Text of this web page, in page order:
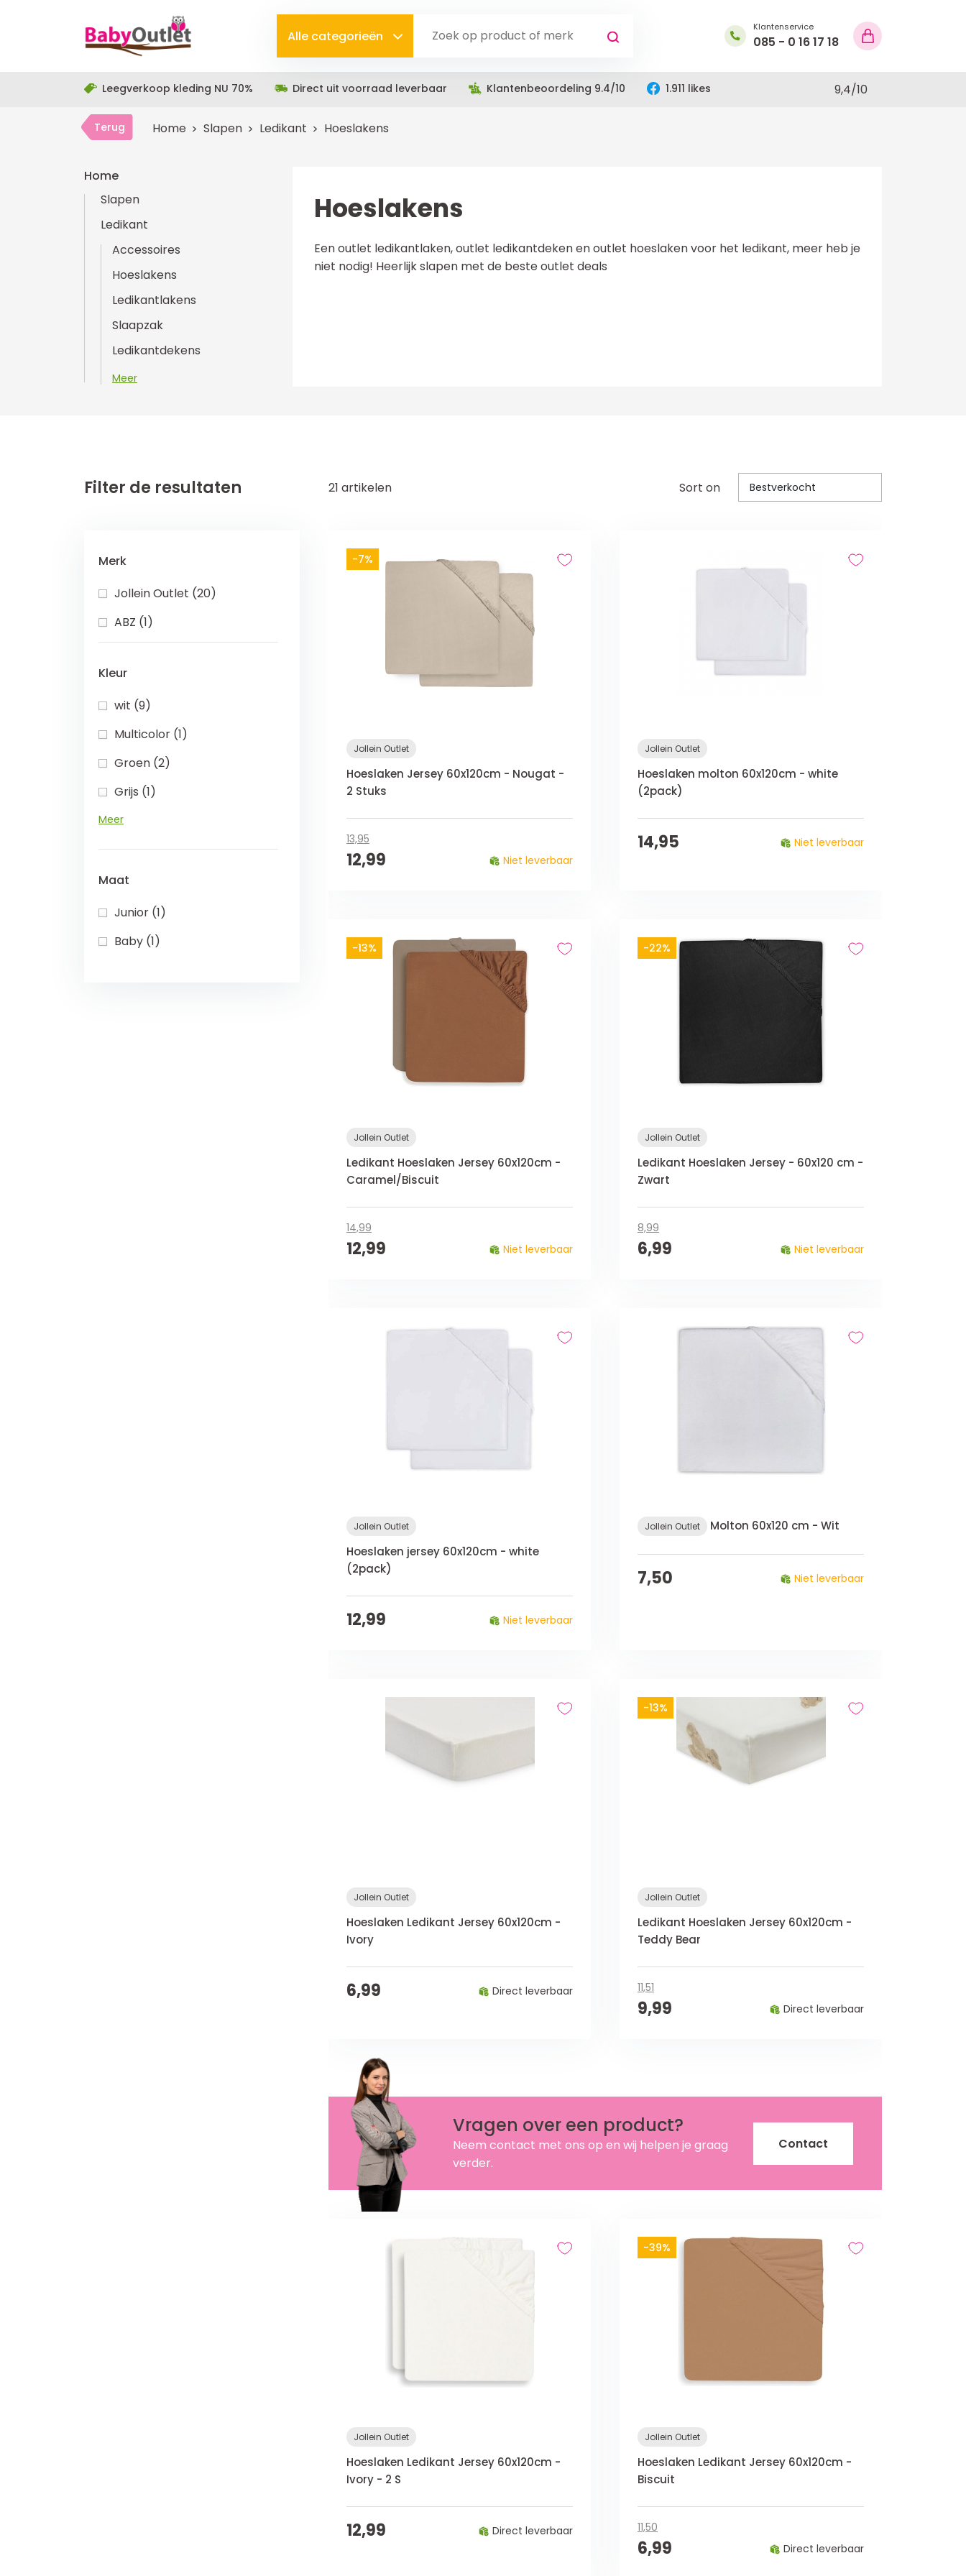
Alle categorieën
Klantenservice
085 - 0 16 17 18
Leegverkoop kleding NU 70% Direct uit voorraad leverbaar Klantenbeoordeling 9.4/10 1.911 likes 9,4/10
Terug Home Slapen Ledikant Hoeslakens
Home
Slapen
Ledikant
Accessoires
Hoeslakens
Ledikantlakens
Slaapzak
Ledikantdekens
Meer
Hoeslakens
Een outlet ledikantlaken, outlet ledikantdeken en outlet hoeslaken voor het ledikant, meer heb je
niet nodig! Heerlijk slapen met de beste outlet deals
Filter de resultaten
Merk
Jollein Outlet (20)
ABZ (1)
Kleur
wit (9)
Multicolor (1)
Groen (2)
Grijs (1)
Meer
Maat
Junior (1)
Baby (1)
21 artikelen Sort on Bestverkocht
-7%
Jollein Outlet
Hoeslaken Jersey 60x120cm - Nougat -
2 Stuks
13,95
12,99 Niet leverbaar
Jollein Outlet
Hoeslaken molton 60x120cm - white
(2pack)
14,95 Niet leverbaar
-13%
Jollein Outlet
Ledikant Hoeslaken Jersey 60x120cm -
Caramel/Biscuit
14,99
12,99 Niet leverbaar
-22%
Jollein Outlet
Ledikant Hoeslaken Jersey - 60x120 cm -
Zwart
8,99
6,99 Niet leverbaar
Jollein Outlet
Hoeslaken jersey 60x120cm - white
(2pack)
12,99 Niet leverbaar
Jollein Outlet Molton 60x120 cm - Wit
7,50 Niet leverbaar
Jollein Outlet
Hoeslaken Ledikant Jersey 60x120cm -
Ivory
6,99 Direct leverbaar
-13%
Jollein Outlet
Ledikant Hoeslaken Jersey 60x120cm -
Teddy Bear
11,51
9,99 Direct leverbaar
Vragen over een product?
Neem contact met ons op en wij helpen je graag
verder.
Contact
Jollein Outlet
Hoeslaken Ledikant Jersey 60x120cm -
Ivory - 2 S
12,99 Direct leverbaar
-39%
Jollein Outlet
Hoeslaken Ledikant Jersey 60x120cm -
Biscuit
11,50
6,99 Direct leverbaar